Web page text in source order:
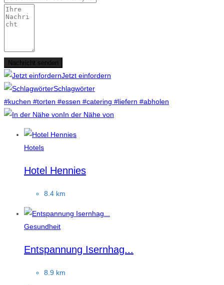
Nachricht senden
Jetzt einfordern
Schlagwörter
#kuchen #torten #essen #catering #liefern #abholen
In der Nähe von
Hotels
Hotel Hennies
8.4 km
Gesundheit
Entspannung Isernhag...
8.9 km